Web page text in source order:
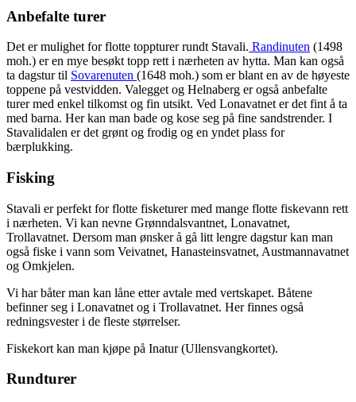
Anbefalte turer
Det er mulighet for flotte toppturer rundt Stavali. Randinuten (1498
moh.) er en mye besøkt topp rett i nærheten av hytta. Man kan også
ta dagstur til Sovarenuten (1648 moh.) som er blant en av de høyeste
toppene på vestvidden. Valegget og Helnaberg er også anbefalte
turer med enkel tilkomst og fin utsikt. Ved Lonavatnet er det fint å ta
med barna. Her kan man bade og kose seg på fine sandstrender. I
Stavalidalen er det grønt og frodig og en yndet plass for
bærplukking.
Fisking
Stavali er perfekt for flotte fisketurer med mange flotte fiskevann rett
i nærheten. Vi kan nevne Grønndalsvantnet, Lonavatnet,
Trollavatnet. Dersom man ønsker å gå litt lengre dagstur kan man
også fiske i vann som Veivatnet, Hanasteinsvatnet, Austmannavatnet
og Omkjelen.
Vi har båter man kan låne etter avtale med vertskapet. Båtene
befinner seg i Lonavatnet og i Trollavatnet. Her finnes også
redningsvester i de fleste størrelser.
Fiskekort kan man kjøpe på Inatur (Ullensvangkortet).
Rundturer